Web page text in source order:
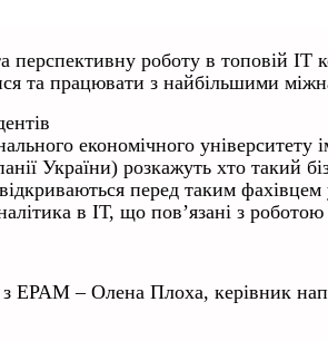
перспективну роботу в топовій ІТ
та працювати з найбільшими
економічного
України) розкажуть хто такий
перед таким
в ІТ, що пов’язані з
EPAM – Олена Плоха, керівник